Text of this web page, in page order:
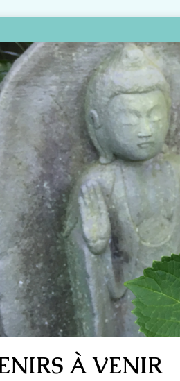
À VENIR